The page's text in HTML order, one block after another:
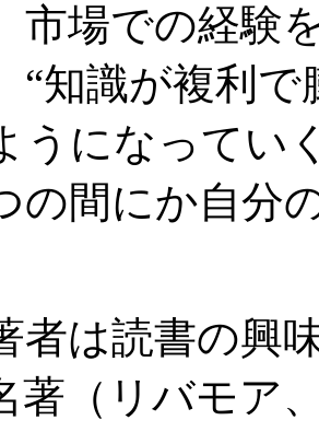
市場での経験
“知識が複利
うになってい
の間にか自分
者は読書の興
著（リバモア